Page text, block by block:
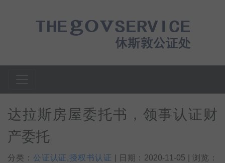
达拉斯房屋委托书，领事认证财
产委托
分类： 公证认证,授权书认证
| 日期：2020-11-05 | 浏览：